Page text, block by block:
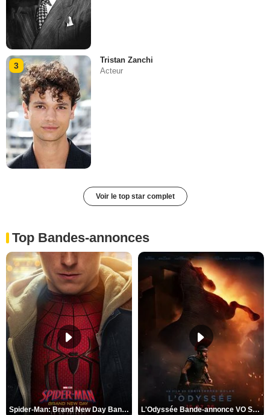
3
Tristan Zanchi
Acteur
Voir le top star complet
Top Bandes-annonces
Spider-Man: Brand New Day Bande-annonce VO STFR L'Odyssée Bande-annonce VO STFR